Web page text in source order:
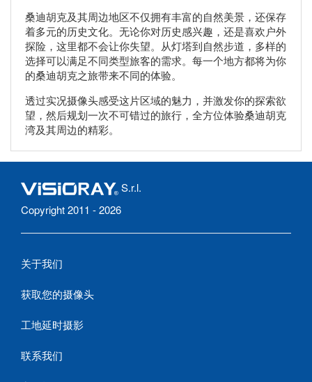
桑迪胡克及其周边地区不仅拥有丰富的自然美景，还保存
着多元的历史文化。无论你对历史感兴趣，还是喜欢户外
探险，这里都不会让你失望。从灯塔到自然步道，多样的
选择可以满足不同类型旅客的需求。每一个地方都将为你
的桑迪胡克之旅带来不同的体验。
透过实况摄像头感受这片区域的魅力，并激发你的探索欲
望，然后规划一次不可错过的旅行，全方位体验桑迪胡克
湾及其周边的精彩。
S.r.l.
Copyright 2011 - 2026
关于我们
获取您的摄像头
工地延时摄影
联系我们